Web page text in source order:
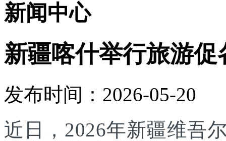
新闻中心
新疆喀什举行旅游
发布时间：2026-05-20
近日，2026年新疆维吾